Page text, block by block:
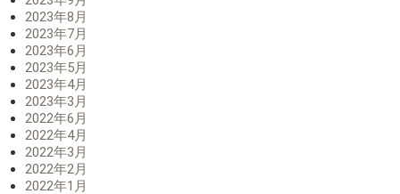
2023年8月
2023年7月
2023年6月
2023年5月
2023年4月
2023年3月
2022年6月
2022年4月
2022年3月
2022年2月
2022年1月